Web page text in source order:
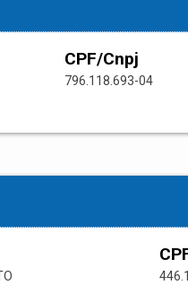
CPF/Cnpj
796.118.693-04